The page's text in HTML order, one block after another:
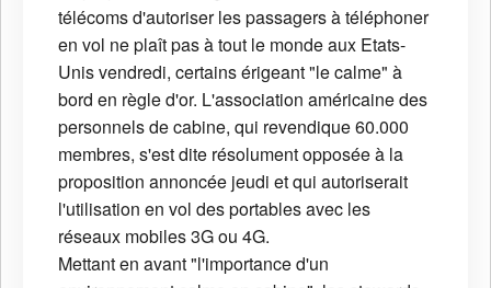
télécoms d'autoriser les passagers à téléphoner
en vol ne plaît pas à tout le monde aux Etats-
Unis vendredi, certains érigeant "le calme" à
bord en règle d'or. L'association américaine des
personnels de cabine, qui revendique 60.000
membres, s'est dite résolument opposée à la
proposition annoncée jeudi et qui autoriserait
l'utilisation en vol des portables avec les
réseaux mobiles 3G ou 4G.
Mettant en avant "l'importance d'un